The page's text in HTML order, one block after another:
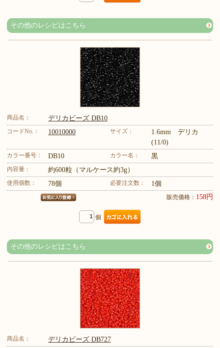
その他のレシピはこちら
商品名： デリカビーズ DB10
コードNo.： 10010000 サイズ：
1.6mm デリカ
(11/0)
カラー番号： DB10 カラー名： 黒
内容量： 約600粒（マルケース約3g）
使用個数： 78個 必要注文数： 1個
販売価格： 158円
個
その他のレシピはこちら
商品名： デリカビーズ DB727